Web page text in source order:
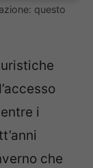
questo
i
che